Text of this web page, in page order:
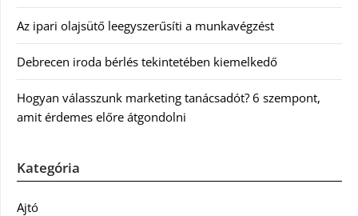
Az ipari olajsütő leegyszerűsíti a munkavégzést
Debrecen iroda bérlés tekintetében kiemelkedő
Hogyan válasszunk marketing tanácsadót? 6 szempont,
amit érdemes előre átgondolni
Kategória
Ajtó